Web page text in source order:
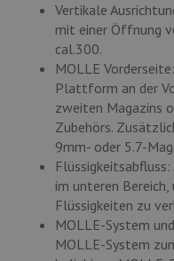
Vertikale
mit einer Öffnung
cal.300.
MOLLE
Plattform an der
zweiten Magazins
Zubehörs.
9mm- oder 5.7-
im unteren
Flüssigkeiten zu
MOLLE-System
MOLLE-System